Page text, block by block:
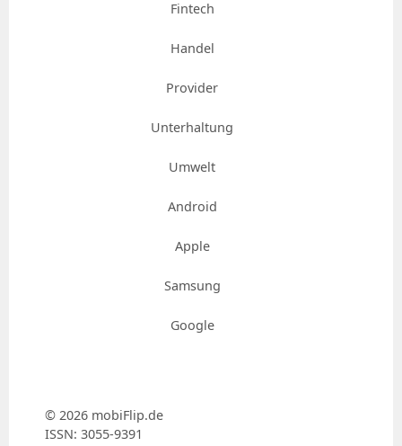
Fintech
Handel
Provider
Unterhaltung
Umwelt
Android
Apple
Samsung
Google
© 2026 mobiFlip.de
ISSN: 3055-9391